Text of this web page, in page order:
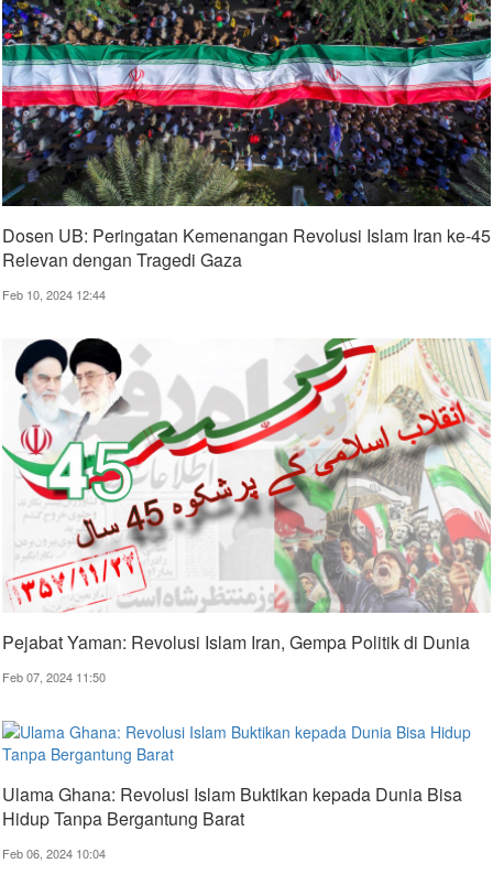
Dosen UB: Peringatan Kemenangan Revolusi Islam Iran ke-45
Relevan dengan Tragedi Gaza
Feb 10, 2024 12:44
Pejabat Yaman: Revolusi Islam Iran, Gempa Politik di Dunia​
Feb 07, 2024 11:50
Ulama Ghana: Revolusi Islam Buktikan kepada Dunia Bisa
Hidup Tanpa Bergantung Barat
Feb 06, 2024 10:04